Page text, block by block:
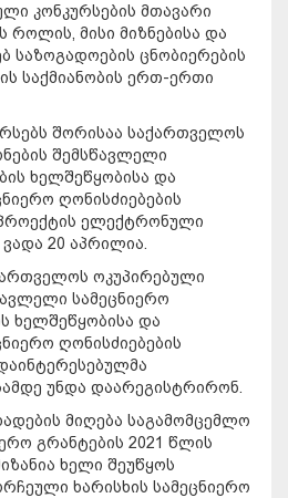
კონკურსების მთავარი
როლის, მისი მიზნებისა და
საზოგადოების ცნობიერების
საქმიანობის ერთ-ერთი
შორისაა საქართველოს
შემსწავლელი
ხელშეწყობისა და
ღონისძიებების
ელექტრონული
20 აპრილია.
ოკუპირებული
სამეცნიერო
ხელშეწყობისა და
ღონისძიებების
უნდა დაარეგისტრირონ.
მიღება საგამომცემლო
გრანტების 2021 წლის
ხელი შეუწყოს
ხარისხის სამეცნიერო